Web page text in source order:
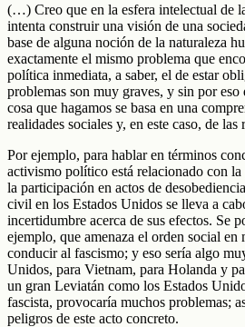
(…) Creo que en la esfera intelectual de
intenta construir una visión de una
base de alguna noción de la naturaleza
exactamente el mismo problema que
política inmediata, a saber, el de estar
problemas son muy graves, y sin por
cosa que hagamos se basa en una
realidades sociales y, en este caso, de las
Por ejemplo, para hablar en términos
activismo político está relacionado con
la participación en actos de
civil en los Estados Unidos se lleva a
incertidumbre acerca de sus efectos. Se
ejemplo, que amenaza el orden social en
conducir al fascismo; y eso sería algo
Unidos, para Vietnam, para Holanda y
un gran Leviatán como los Estados
fascista, provocaría muchos problemas;
peligros de este acto concreto.